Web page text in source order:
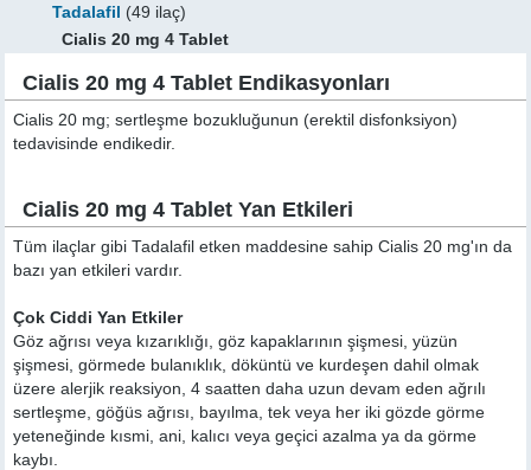
Tadalafil
(49 ilaç)
Cialis 20 mg 4 Tablet
Cialis 20 mg 4 Tablet Endikasyonları
Cialis 20 mg; sertleşme bozukluğunun (erektil disfonksiyon)
tedavisinde endikedir.
Cialis 20 mg 4 Tablet Yan Etkileri
Tüm ilaçlar gibi Tadalafil etken maddesine sahip Cialis 20 mg'ın da
bazı yan etkileri vardır.
Çok Ciddi Yan Etkiler
Göz ağrısı veya kızarıklığı, göz kapaklarının şişmesi, yüzün
şişmesi, görmede bulanıklık, döküntü ve kurdeşen dahil olmak
üzere alerjik reaksiyon, 4 saatten daha uzun devam eden ağrılı
sertleşme, göğüs ağrısı, bayılma, tek veya her iki gözde görme
yeteneğinde kısmi, ani, kalıcı veya geçici azalma ya da görme
kaybı.